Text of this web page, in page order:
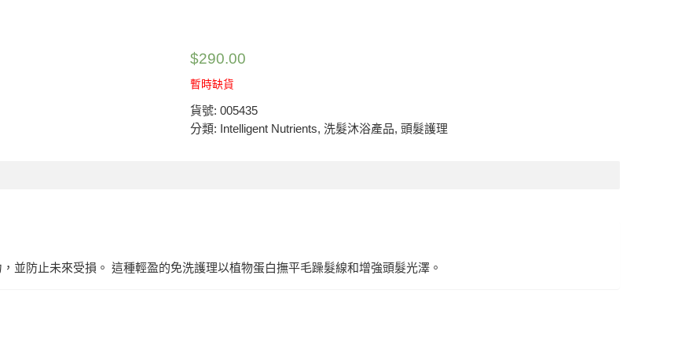
$290.00
暫時缺貨
貨號: 005435
分類: Intelligent Nutrients, 洗髮沐浴產品, 頭髮護理
並防止未來受損。 這種輕盈的免洗護理以植物蛋白撫平毛躁髮線和增強頭髮光澤。